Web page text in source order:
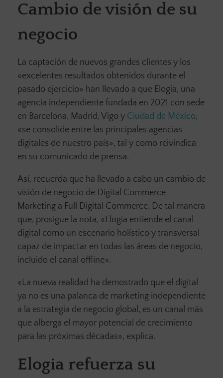
Cambio de visión de su
negocio
La captación de nuevos grandes clientes y los
«excelentes resultados obtenidos durante el
pasado ejercicio» han llevado a que Elogia, una
agencia independiente fundada en 2021 con sede
en Barcelona, Madrid, Vigo y Ciudad de México,
«se consolide entre las principales agencias
digitales de nuestro país», tal y como reivindica
en su comunicado de prensa.
Así, recuerda que ha llevado a cabo un cambio de
visión de negocio de Digital Commerce
Marketing a Full Digital Commerce. De tal manera
que, prosigue la nota, «Elogia entiende el canal
digital como un escenario holístico y transversal
capaz de impactar en todas las áreas de negocio,
incluido el canal offline».
«La nueva realidad ha demostrado que el digital
ya no es una palanca de marketing independiente
a la estrategia de negocio global, es un canal más
que alberga el mayor potencial de crecimiento
para las próximas décadas», explica.
Elogia refuerza su